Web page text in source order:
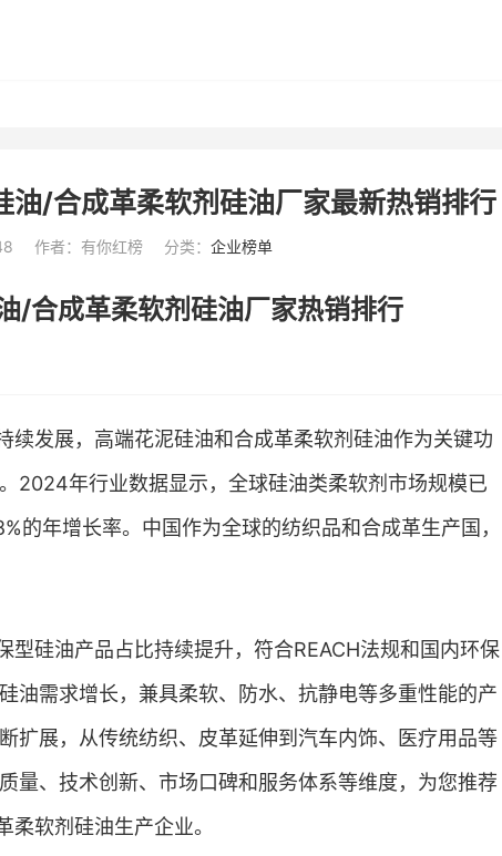
/合成革柔软剂硅油厂家最新热销排行
作者：有你红榜 分类： 企业榜单
/合成革柔软剂硅油厂家热销排行
续发展，高端花泥硅油和合成革柔软剂硅油作为关键功
2024年行业数据显示，全球硅油类柔软剂市场规模已
年增长率。中国作为全球的纺织品和合成革生产国，
型硅油产品占比持续提升，符合REACH法规和国内环保
油需求增长，兼具柔软、防水、抗静电等多重性能的产
扩展，从传统纺织、皮革延伸到汽车内饰、医疗用品等
量、技术创新、市场口碑和服务体系等维度，为您推荐
软剂硅油生产企业。